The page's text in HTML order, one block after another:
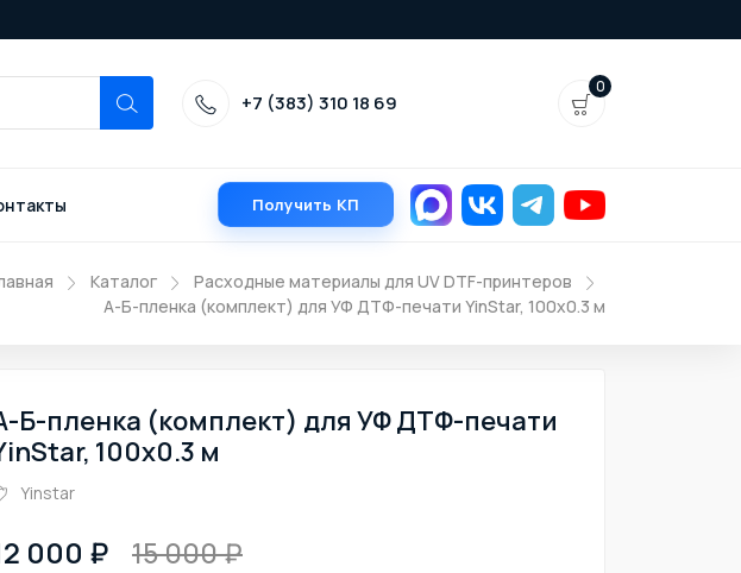
+7 (383) 310 18 69
0
Получить КП
Каталог
Расходные материалы для UV DTF-принтеров
А-Б-пленка (комплект) для УФ ДТФ-печати YinStar, 100х0.3 м
Б-пленка (комплект) для УФ ДТФ-печати
100х0.3 м
Yinstar
000 15 000